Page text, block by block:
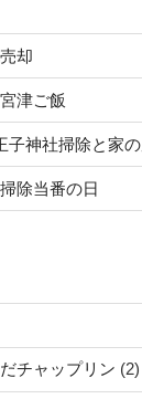
却
津ご飯
子神社掃除と家
除当番の日
チャップリン (2)